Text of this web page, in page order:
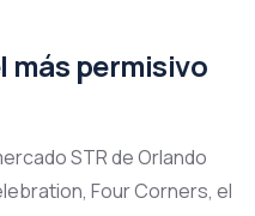
más permisivo
STR de Orlando
Four Corners, el